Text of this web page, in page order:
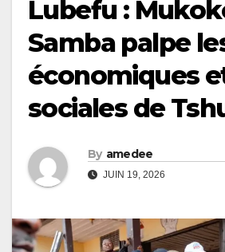
Lubefu :
Samba palpe
économiques
sociales de
By amedee
JUIN 19, 2026